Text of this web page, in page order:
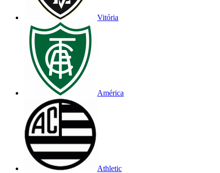
Vitória
América
Athletic